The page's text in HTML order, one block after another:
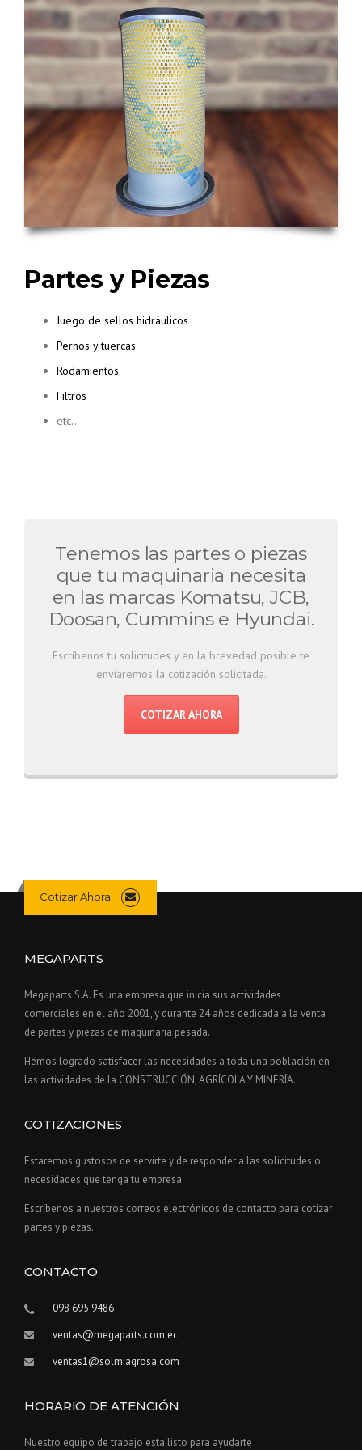
Partes y Piezas
Juego de sellos hidráulicos
Pernos y tuercas
Rodamientos
Filtros
etc..
Tenemos las partes o piezas
que tu maquinaria necesita
en las marcas Komatsu, JCB,
Doosan, Cummins e Hyundai.
Escríbenos tu solicitudes y en la brevedad posible te
enviaremos la cotización solicitada.
COTIZAR AHORA
Cotizar Ahora
MEGAPARTS
Megaparts S.A. Es una empresa que inicia sus actividades
comerciales en el año 2001, y durante 24 años dedicada a la venta
de partes y piezas de maquinaria pesada.
Hemos logrado satisfacer las necesidades a toda una población en
las actividades de la CONSTRUCCIÓN, AGRÍCOLA Y MINERÍA.
COTIZACIONES
Estaremos gustosos de servirte y de responder a las solicitudes o
necesidades que tenga tu empresa.
Escríbenos a nuestros correos electrónicos de contacto para cotizar
partes y piezas.
CONTACTO
098 695 9486
ventas@megaparts.com.ec
ventas1@solmiagrosa.com
HORARIO DE ATENCIÓN
Nuestro equipo de trabajo esta listo para ayudarte